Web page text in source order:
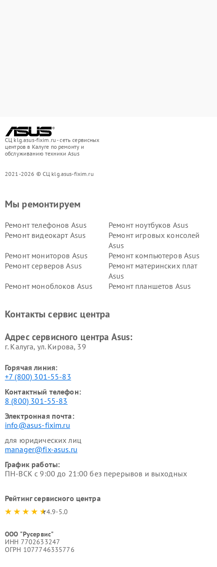
СЦ klg.asus-fixim.ru - сеть сервисных
центров в Калуге по ремонту и
обслуживанию техники Asus
2021-2026 © СЦ klg.asus-fixim.ru
Мы ремонтируем
Ремонт телефонов Asus
Ремонт ноутбуков Asus
Ремонт видеокарт Asus
Ремонт игровых консолей
Asus
Ремонт мониторов Asus
Ремонт компьютеров Asus
Ремонт серверов Asus
Ремонт материнских плат
Asus
Ремонт моноблоков Asus
Ремонт планшетов Asus
Контакты сервис центра
Адрес сервисного центра Asus:
г. Калуга, ул. Кирова, 39
Горячая линия:
+7 (800) 301-55-83
Контактный телефон:
8 (800) 301-55-83
Электронная почта:
info@asus-fixim.ru
для юридических лиц
manager@fix-asus.ru
График работы:
ПН-ВСК с 9:00 до 21:00 без перерывов и выходных
Рейтинг сервисного центра
4.9-5.0
ООО "Русервис"
ИНН 7702633247
ОГРН 1077746335776